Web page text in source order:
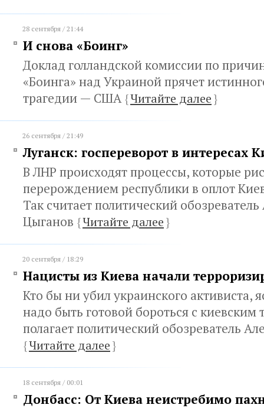
28 сентября / 21:44
И снова «Боинг»
Доклад голландской комиссии по
«Боинга» над Украиной прячет
трагедии — США{Читайте далее}
26 сентября / 21:49
Луганск: госпереворот в интересах
В ЛНР происходят процессы, которые
перерождением республики в оплот
Так считает политический
Цыганов {Читайте далее}
20 сентября / 18:29
Нацисты из Киева начали
Кто бы ни убил украинского активиста,
надо быть готовой бороться с киевским
полагает политический обозреватель
{Читайте далее}
18 сентября / 00:01
Донбасс: От Киева неистребимо